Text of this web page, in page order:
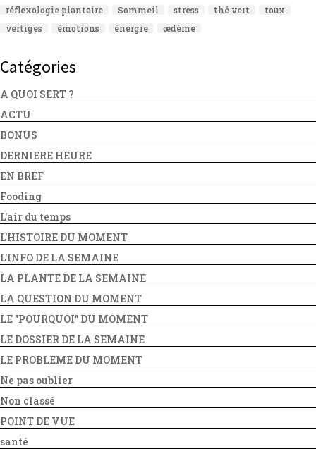
réflexologie plantaire
Sommeil stress thé vert
toux
vertiges
émotions énergie œdème
Catégories
A QUOI SERT ?
ACTU
BONUS
DERNIERE HEURE
EN BREF
Fooding
L'air du temps
L'HISTOIRE DU MOMENT
L'INFO DE LA SEMAINE
LA PLANTE DE LA SEMAINE
LA QUESTION DU MOMENT
LE "POURQUOI" DU MOMENT
LE DOSSIER DE LA SEMAINE
LE PROBLEME DU MOMENT
Ne pas oublier
Non classé
POINT DE VUE
santé